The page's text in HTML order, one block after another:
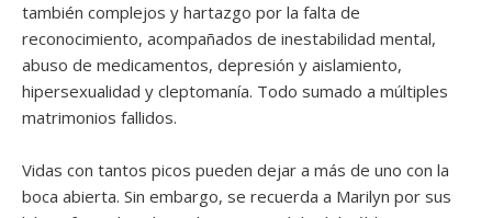
también complejos y hartazgo por la falta de
reconocimiento, acompañados de inestabilidad mental,
abuso de medicamentos, depresión y aislamiento,
hipersexualidad y cleptomanía. Todo sumado a múltiples
matrimonios fallidos.
Vidas con tantos picos pueden dejar a más de uno con la
boca abierta. Sin embargo, se recuerda a Marilyn por sus